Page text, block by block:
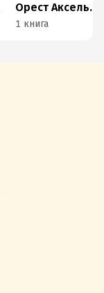
Орест Аксельрод
1 книга